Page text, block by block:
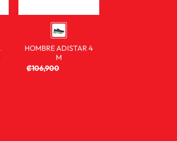
HOMBRE ADISTAR 4
M
₡106,900